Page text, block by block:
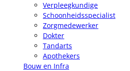
Verpleegkundige
Schoonheidsspecialist
Zorgmedewerker
Dokter
Tandarts
Apothekers
Bouw en Infra